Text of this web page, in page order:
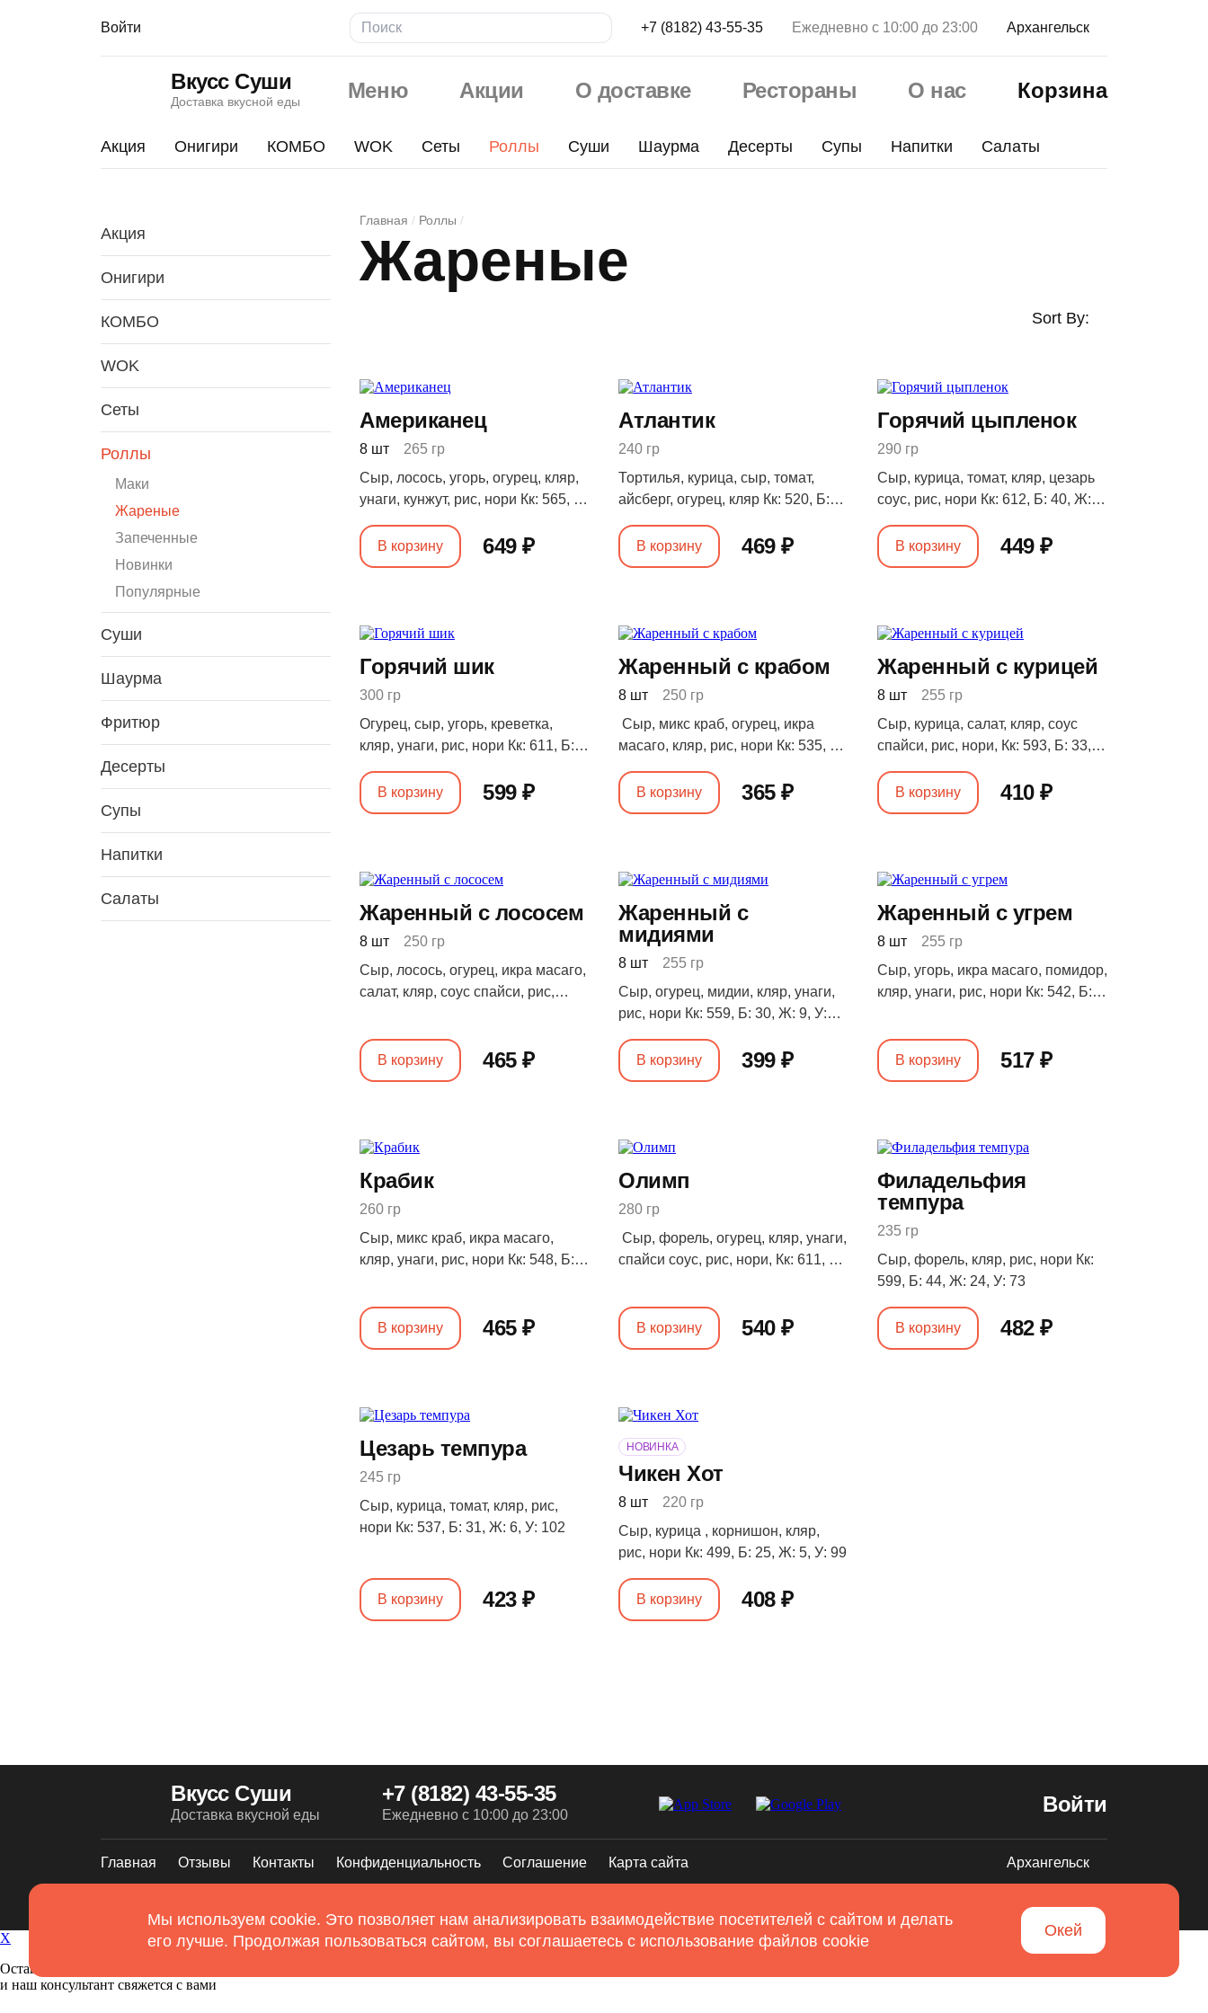
ИспользованиеМы используем cookie. Это позволяет нам анализировать взаимодействие посетителей с сайтом и делать
его лучше. Продолжая пользоваться сайтом, вы соглашаетесь с использование файлов cookie
Окей
Войти +7 (8182) 43-55-35 Ежедневно с 10:00 до 23:00 Архангельск
Вкусс Суши
Доставка вкусной еды Меню Акции О доставке Рестораны О нас Корзина
Акция Онигири КОМБО WOK Сеты Роллы Суши Шаурма Десерты Супы Напитки Салаты
Главная Роллы
Жареные
Жареные
Sort By:
Американец
8 шт
265 гр
Сыр, лосось, угорь, огурец, кляр,
унаги, кунжут, рис, нори Кк: 565, Б:
649 ₽
В корзину
Атлантик
240 гр
Тортилья, курица, сыр, томат,
айсберг, огурец, кляр Кк: 520, Б:
469 ₽
В корзину
Горячий цыпленок
290 гр
Сыр, курица, томат, кляр, цезарь
соус, рис, нори Кк: 612, Б: 40, Ж:
449 ₽
В корзину
Горячий шик
300 гр
Огурец, сыр, угорь, креветка,
кляр, унаги, рис, нори Кк: 611, Б:
599 ₽
В корзину
Жаренный с крабом
8 шт
250 гр
Сыр, микс краб, огурец, икра
масаго, кляр, рис, нори Кк: 535, Б:
365 ₽
В корзину
Жаренный с курицей
8 шт
255 гр
Сыр, курица, салат, кляр, соус
спайси, рис, нори, Кк: 593, Б: 33,
410 ₽
В корзину
Жаренный с лососем
8 шт
250 гр
Сыр, лосось, огурец, икра масаго,
салат, кляр, соус спайси, рис,
465 ₽
В корзину
Жаренный с
мидиями
8 шт
255 гр
Сыр, огурец, мидии, кляр, унаги,
рис, нори Кк: 559, Б: 30, Ж: 9, У:
399 ₽
В корзину
Жаренный с угрем
8 шт
255 гр
Сыр, угорь, икра масаго, помидор,
кляр, унаги, рис, нори Кк: 542, Б:
517 ₽
В корзину
Крабик
260 гр
Сыр, микс краб, икра масаго,
кляр, унаги, рис, нори Кк: 548, Б:
465 ₽
В корзину
Олимп
280 гр
Сыр, форель, огурец, кляр, унаги,
спайси соус, рис, нори, Кк: 611, Б:
540 ₽
В корзину
Филадельфия
темпура
235 гр
Сыр, форель, кляр, рис, нори Кк:
599, Б: 44, Ж: 24, У: 73
482 ₽
В корзину
Цезарь темпура
245 гр
Сыр, курица, томат, кляр, рис,
нори Кк: 537, Б: 31, Ж: 6, У: 102
423 ₽
В корзину
Чикен Хот
НОВИНКА
8 шт
220 гр
Сыр, курица , корнишон, кляр,
рис, нори Кк: 499, Б: 25, Ж: 5, У: 99
408 ₽
В корзину
Акция
Онигири
КОМБО
WOK
Сеты
Роллы
Маки
Жареные
Запеченные
Новинки
Популярные
Суши
Шаурма
Фритюр
Десерты
Супы
Напитки
Салаты
Вкусс Суши
Доставка вкусной еды
+7 (8182) 43-55-35
Ежедневно с 10:00 до 23:00 Войти
Главная Отзывы Контакты Конфиденциальность Соглашение Карта сайта Архангельск
Разработано вВятка IT
X
Оставьте ваши контакты
и наш консультант свяжется с вами